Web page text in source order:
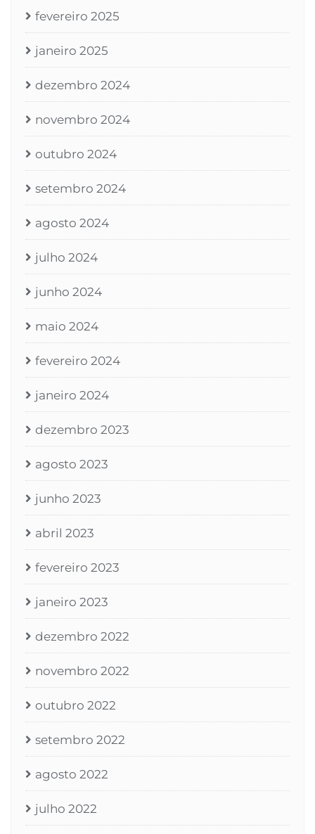
fevereiro 2025
janeiro 2025
dezembro 2024
novembro 2024
outubro 2024
setembro 2024
agosto 2024
julho 2024
junho 2024
maio 2024
fevereiro 2024
janeiro 2024
dezembro 2023
agosto 2023
junho 2023
abril 2023
fevereiro 2023
janeiro 2023
dezembro 2022
novembro 2022
outubro 2022
setembro 2022
agosto 2022
julho 2022